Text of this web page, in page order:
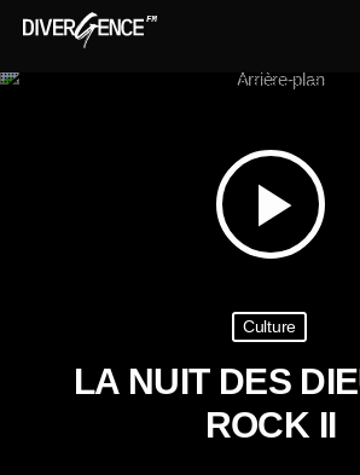
play_arrow
Culture
LA NUIT DES
ROCK II